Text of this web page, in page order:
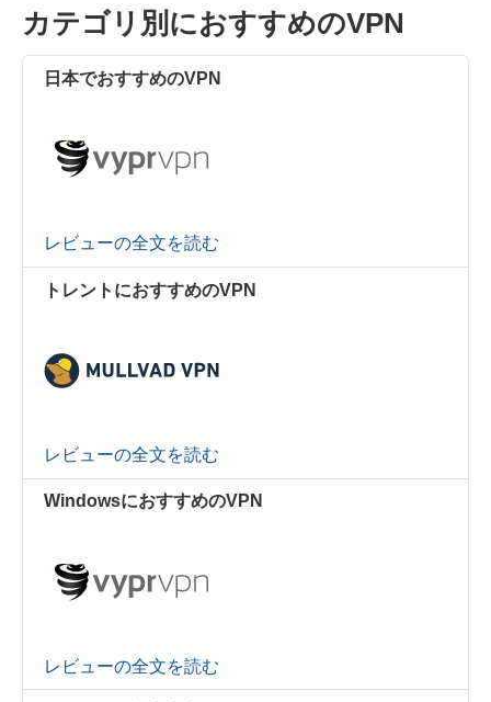
カテゴリ別におすすめのVPN
日本でおすすめのVPN
レビューの全文を読む
トレントにおすすめのVPN
レビューの全文を読む
WindowsにおすすめのVPN
レビューの全文を読む